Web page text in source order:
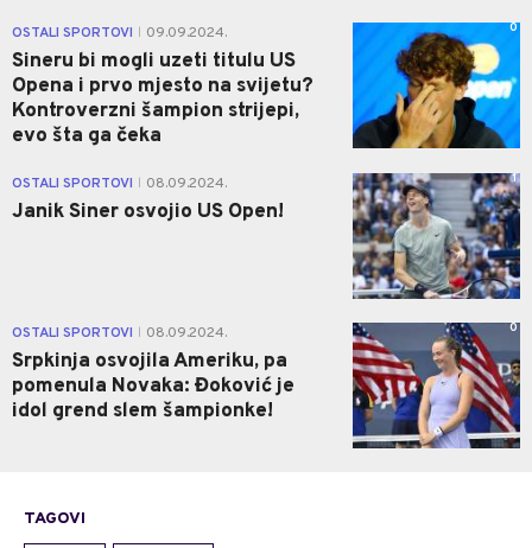
OSTALI SPORTOVI 09.09.2024.
Sineru bi mogli uzeti titulu US
Opena i prvo mjesto na svijetu?
Kontroverzni šampion strijepi,
evo šta ga čeka
0
OSTALI SPORTOVI 08.09.2024.
Janik Siner osvojio US Open!
1
OSTALI SPORTOVI 08.09.2024.
Srpkinja osvojila Ameriku, pa
pomenula Novaka: Đoković je
idol grend slem šampionke!
0
TAGOVI